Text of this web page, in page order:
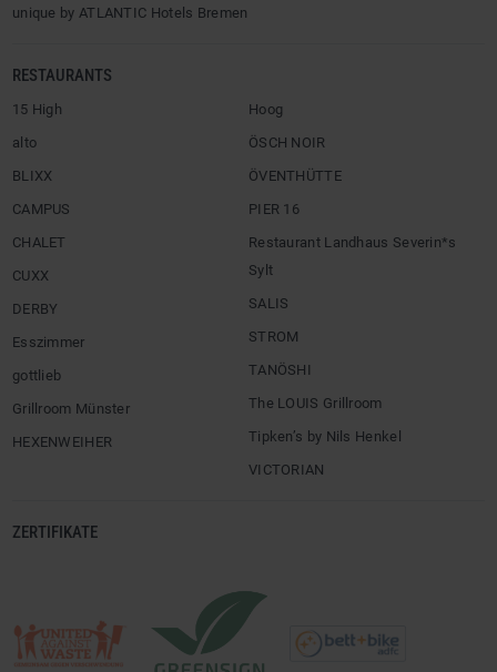
unique by ATLANTIC Hotels Bremen
RESTAURANTS
15 High
alto
BLIXX
CAMPUS
CHALET
CUXX
DERBY
Esszimmer
gottlieb
Grillroom Münster
HEXENWEIHER
Hoog
ÖSCH NOIR
ÖVENTHÜTTE
PIER 16
Restaurant Landhaus Severin*s
Sylt
SALIS
STROM
TANÖSHI
The LOUIS Grillroom
Tipken’s by Nils Henkel
VICTORIAN
ZERTIFIKATE